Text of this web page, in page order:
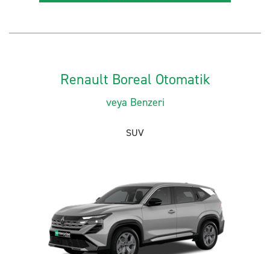
Renault Boreal Otomatik
veya Benzeri
SUV